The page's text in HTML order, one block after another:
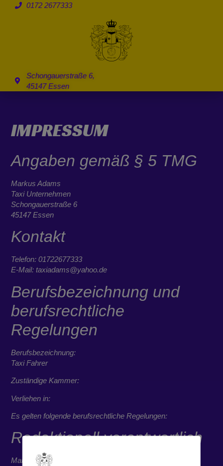
0172 2677333
Schongauerstraße 6,
45147 Essen
IMPRESSUM
Angaben gemäß § 5 TMG
Markus Adams
Taxi Unternehmen
Schongauerstraße 6
45147 Essen
Kontakt
Telefon: 01722677333
E-Mail: taxiadams@yahoo.de
Berufsbezeichnung und
berufsrechtliche
Regelungen
Berufsbezeichnung:
Taxi Fahrer
Zuständige Kammer:
Verliehen in:
Es gelten folgende berufsrechtliche Regelungen:
Redaktionell verantwortlich
Markus Adams